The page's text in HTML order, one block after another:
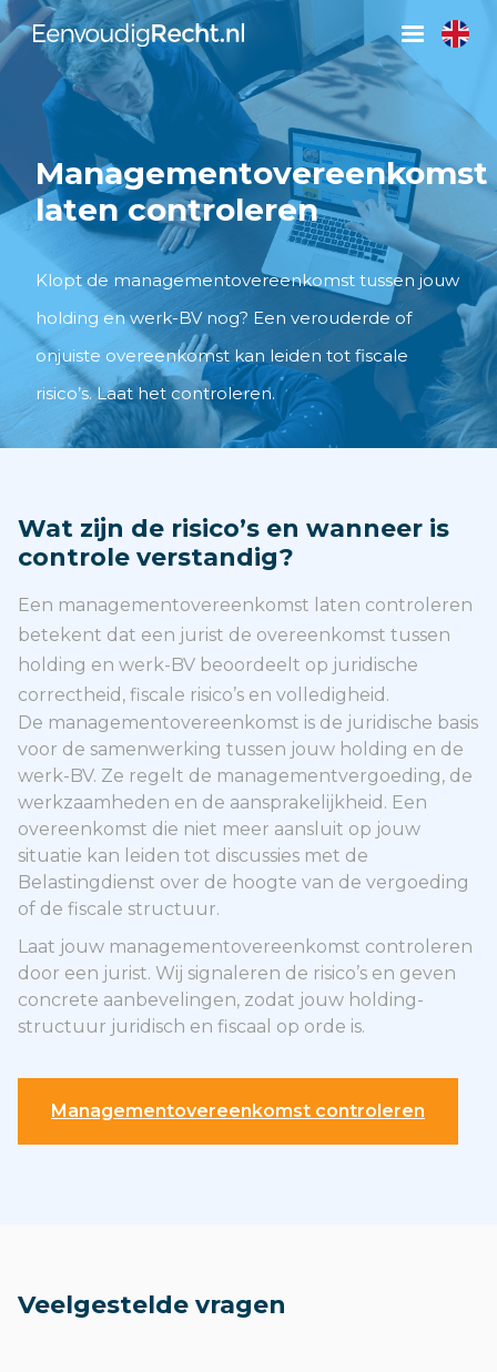
Managementovereenkomst
laten controleren
Klopt de managementovereenkomst tussen jouw
holding en werk-BV nog? Een verouderde of
onjuiste overeenkomst kan leiden tot fiscale
risico’s. Laat het controleren.
Wat zijn de risico’s en wanneer is
controle verstandig?
Een managementovereenkomst laten controleren
betekent dat een jurist de overeenkomst tussen
holding en werk-BV beoordeelt op juridische
correctheid, fiscale risico’s en volledigheid.
De managementovereenkomst is de juridische basis
voor de samenwerking tussen jouw holding en de
werk-BV. Ze regelt de managementvergoeding, de
werkzaamheden en de aansprakelijkheid. Een
overeenkomst die niet meer aansluit op jouw
situatie kan leiden tot discussies met de
Belastingdienst over de hoogte van de vergoeding
of de fiscale structuur.
Laat jouw managementovereenkomst controleren
door een jurist. Wij signaleren de risico’s en geven
concrete aanbevelingen, zodat jouw holding-
structuur juridisch en fiscaal op orde is.
Managementovereenkomst controleren
Veelgestelde vragen